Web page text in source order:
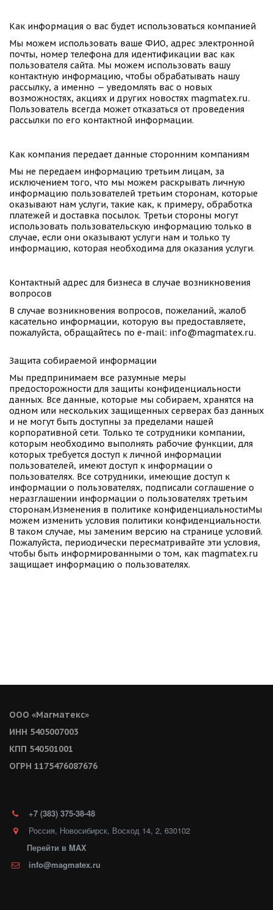
Как информация о вас будет использоваться компанией
Мы можем использовать ваше ФИО, адрес электронной
почты, номер телефона для идентификации вас как
пользователя сайта. Мы можем использовать вашу
контактную информацию, чтобы обрабатывать нашу
рассылку, а именно — уведомлять вас о новых
возможностях, акциях и других новостях magmatex.ru.
Пользователь всегда может отказаться от проведения
рассылки по его контактной информации.
Как компания передает данные сторонним компаниям
Мы не передаем информацию третьим лицам, за
исключением того, что мы можем раскрывать личную
информацию пользователей третьим сторонам, которые
оказывают нам услуги, такие как, к примеру, обработка
платежей и доставка посылок. Третьи стороны могут
использовать пользовательскую информацию только в
случае, если они оказывают услуги нам и только ту
информацию, которая необходима для оказания услуги.
Контактный адрес для бизнеса в случае возникновения
вопросов
В случае возникновения вопросов, пожеланий, жалоб
касательно информации, которую вы предоставляете,
пожалуйста, обращайтесь по e-mail: info@magmatex.ru.
Защита собираемой информации
Мы предпринимаем все разумные меры
предосторожности для защиты конфиденциальности
данных. Все данные, которые мы собираем, хранятся на
одном или нескольких защищенных серверах баз данных
и не могут быть доступны за пределами нашей
корпоративной сети. Только те сотрудники компании,
которым необходимо выполнять рабочие функции, для
которых требуется доступ к личной информации
пользователей, имеют доступ к информации о
пользователях. Все сотрудники, имеющие доступ к
информации о пользователях, подписали соглашение о
неразглашении информации о пользователях третьим
сторонам.Изменения в политике конфиденциальностиМы
можем изменить условия политики конфиденциальности.
В таком случае, мы заменим версию на странице условий.
Пожалуйста, периодически пересматривайте эти условия,
чтобы быть информированными о том, как magmatex.ru
защищает информацию о пользователях.
ООО «Магматекс»
ИНН 5405007003
КПП 540501001
ОГРН 1175476087676
+7 (383) 375-38-48
Россия, Новосибирск, Восход 14, 2, 630102
Перейти в MAX
info@magmatex.ru